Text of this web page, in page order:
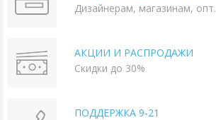
Дизайнерам, магазинам, опт.
АКЦИИ И РАСПРОДАЖИ
Скидки до 30%
ПОДДЕРЖКА 9-21